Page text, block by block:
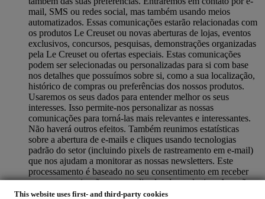
This website uses first- and third-party cookies
mail, SMS ou redes social, mas também usando meios
automatizados. Essas comunicações estarão relacionadas com
os produtos Le Creuset ou novas aberturas de lojas, eventos
exclusivos, concursos, pesquisas, demonstrações organizadas
pela Le Creuset ou ofertas especiais. Estas comunicações
podem ser selecionadas ou personalizadas para si com base
nos detalhes que possuímos sobre si, como a sua localização,
histórico de compras ou preferências dos nossos produtos.
Usaremos os seus dados para entender melhor os seus
interesses. Isso permite-nos personalizar as nossas
comunicações para torná-las mais relevantes e interessantes.
Não haverá outros efeitos. Também reunimos estatísticas
sobre a abertura de e-mails e cliques usando tecnologias
padrão do setor (incluindo pixels de rastreamento em e-mail)
que nos ajudam a monitorar as nossas newsletters. Este
processamento é baseado no seu consentimento em receber
nossas comunicações personalizadas de marketing. A opção
de inscrição pode ser exercida nos pontos em que as